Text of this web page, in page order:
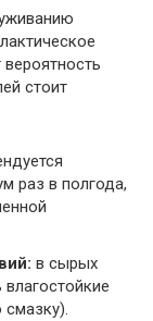
стоит
раз в полгода,
в сырых